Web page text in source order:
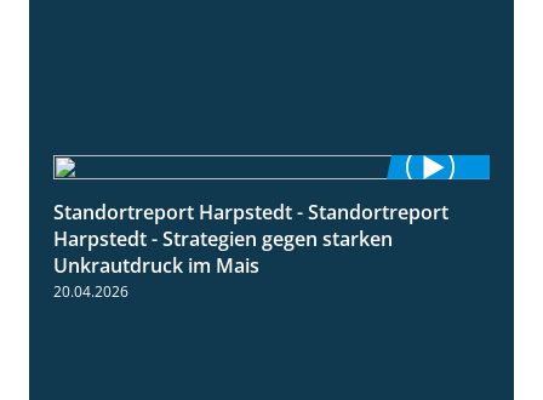
9:11
Standortreport Harpstedt - Standortreport
Harpstedt - Strategien gegen starken
Unkrautdruck im Mais
20.04.2026